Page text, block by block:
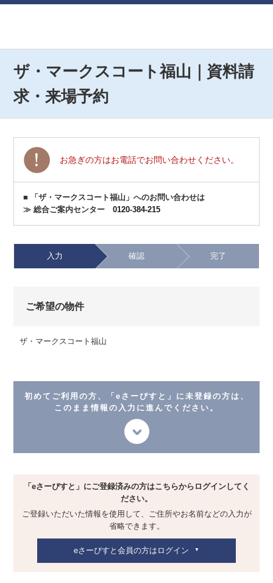
ザ・マークスコート福山｜資料請
求・来場予約
お急ぎの方はお電話でお問い合わせください。
■ 「ザ・マークスコート福山」へのお問い合わせは
≫ 総合ご案内センター0120-384-215
入力 確認 完了
ご希望の物件
ザ・マークスコート福山
初めてご利用の方、「eさーぴすと」に未登録の方は、
このまま情報の入力に進んでください。
「eさーぴすと」にご登録済みの方はこちらからログインしてく
ださい。
ご登録いただいた情報を使用して、
ご住所やお名前などの入力が
省略できます。
eさーぴすと会員の方はログイン